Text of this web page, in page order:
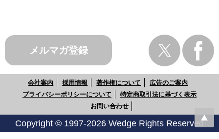
メルマガ登録
会社案内 採用情報 著作権について
広告のご案内
プライバシーポリシーについて
特定商取引法に基づく表示
お問い合わせ
Copyright © 1997-2026 Wedge Rights Reserved